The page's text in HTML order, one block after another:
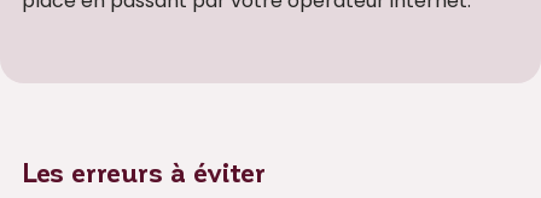
Les erreurs à éviter